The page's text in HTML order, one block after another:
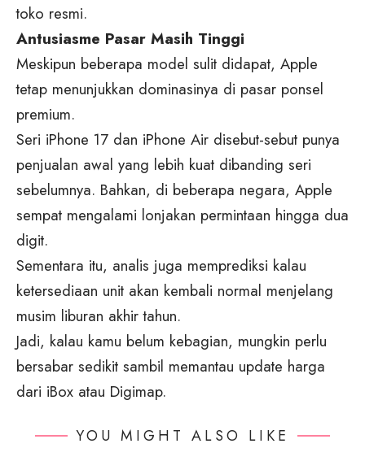
toko resmi.
Antusiasme Pasar Masih Tinggi
Meskipun beberapa model sulit didapat, Apple
tetap menunjukkan dominasinya di pasar ponsel
premium.
Seri iPhone 17 dan iPhone Air disebut-sebut punya
penjualan awal yang lebih kuat dibanding seri
sebelumnya. Bahkan, di beberapa negara, Apple
sempat mengalami lonjakan permintaan hingga dua
digit.
Sementara itu, analis juga memprediksi kalau
ketersediaan unit akan kembali normal menjelang
musim liburan akhir tahun.
Jadi, kalau kamu belum kebagian, mungkin perlu
bersabar sedikit sambil memantau update harga
dari iBox atau Digimap.
YOU MIGHT ALSO LIKE